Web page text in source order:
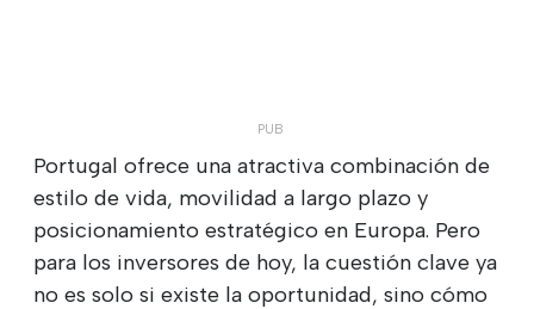
Portugal ofrece una atractiva combinación de
estilo de vida, movilidad a largo plazo y
posicionamiento estratégico en Europa. Pero
para los inversores de hoy, la cuestión clave ya
no es solo si existe la oportunidad, sino cómo